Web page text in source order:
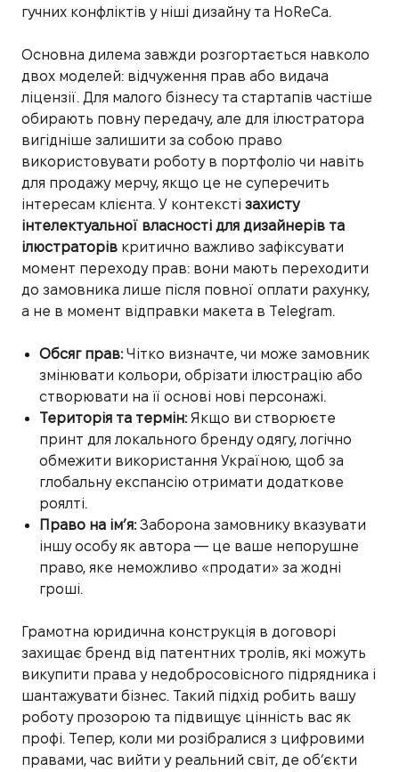
гучних конфліктів у ніші дизайну та HoReCa.
Основна дилема завжди розгортається навколо
двох моделей: відчуження прав або видача
ліцензії. Для малого бізнесу та стартапів частіше
обирають повну передачу, але для ілюстратора
вигідніше залишити за собою право
використовувати роботу в портфоліо чи навіть
для продажу мерчу, якщо це не суперечить
інтересам клієнта. У контексті захисту
інтелектуальної власності для дизайнерів та
ілюстраторів критично важливо зафіксувати
момент переходу прав: вони мають переходити
до замовника лише після повної оплати рахунку,
а не в момент відправки макета в Telegram.
Обсяг прав:Чітко визначте, чи може замовник
змінювати кольори, обрізати ілюстрацію або
створювати на її основі нові персонажі.
Територія та термін:Якщо ви створюєте
принт для локального бренду одягу, логічно
обмежити використання Україною, щоб за
глобальну експансію отримати додаткове
роялті.
Право на ім’я:Заборона замовнику вказувати
іншу особу як автора — це ваше непорушне
право, яке неможливо «продати» за жодні
гроші.
Грамотна юридична конструкція в договорі
захищає бренд від патентних тролів, які можуть
викупити права у недобросовісного підрядника і
шантажувати бізнес. Такий підхід робить вашу
роботу прозорою та підвищує цінність вас як
профі. Тепер, коли ми розібралися з цифровими
правами, час вийти у реальний світ, де об’єкти